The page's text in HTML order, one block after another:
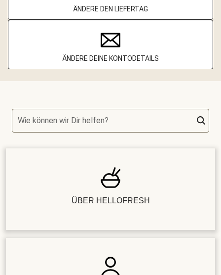
ÄNDERE DEN LIEFERTAG
ÄNDERE DEINE KONTODETAILS
Wie können wir Dir helfen?
ÜBER HELLOFRESH